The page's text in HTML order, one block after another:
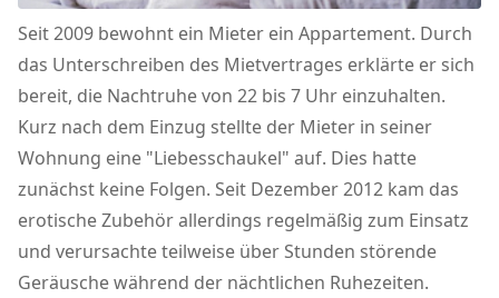
Seit 2009 bewohnt ein Mieter ein Appartement. Durch
das Unterschreiben des Mietvertrages erklärte er sich
bereit, die Nachtruhe von 22 bis 7 Uhr einzuhalten.
Kurz nach dem Einzug stellte der Mieter in seiner
Wohnung eine "Liebesschaukel" auf. Dies hatte
zunächst keine Folgen. Seit Dezember 2012 kam das
erotische Zubehör allerdings regelmäßig zum Einsatz
und verursachte teilweise über Stunden störende
Geräusche während der nächtlichen Ruhezeiten.